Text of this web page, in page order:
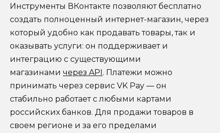
Инструменты ВКонтакте позволяют бесплатно
создать полноценный интернет-магазин, через
который удобно как продавать товары, так и
оказывать услуги: он поддерживает и
интеграцию с существующими
магазинами через API. Платежи можно
принимать через сервис VK Pay — он
стабильно работает с любыми картами
российских банков. Для продажи товаров в
своем регионе и за его пределами